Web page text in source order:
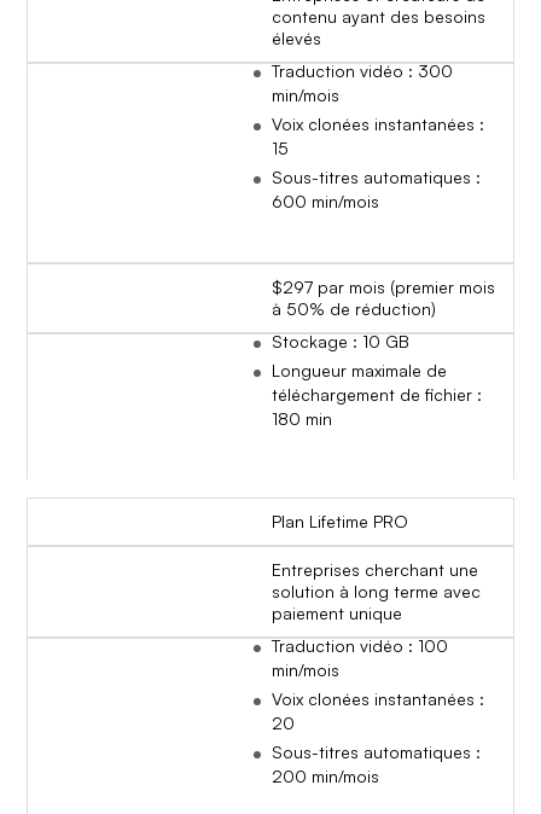
contenu ayant des besoins
élevés
Traduction vidéo : 300
min/mois
Voix clonées instantanées :
15
Sous-titres automatiques :
600 min/mois
$297 par mois (premier mois
à 50% de réduction)
Stockage : 10 GB
Longueur maximale de
téléchargement de fichier :
180 min
Plan Lifetime PRO
Entreprises cherchant une
solution à long terme avec
paiement unique
Traduction vidéo : 100
min/mois
Voix clonées instantanées :
20
Sous-titres automatiques :
200 min/mois